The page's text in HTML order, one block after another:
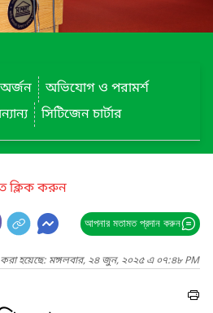
অর্জন
অভিযোগ ও পরামর্শ
সিটিজেন চার্টার
ক্লিক করুন
আপনার মতামত প্রদান করুন
করা হয়েছে: মঙ্গলবার, ২৪ জুন, ২০২৫ এ ০৭:৪৮ PM